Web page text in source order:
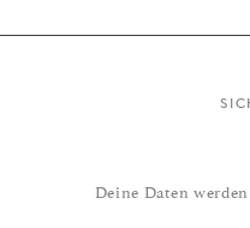
Deine Daten